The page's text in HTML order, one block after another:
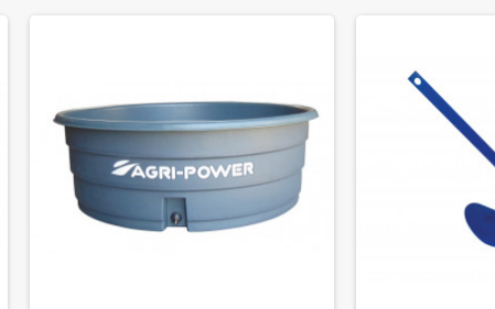
PATIN D'USURE (intérieur)
MANILLE COMPLETE TORSE FIL 7